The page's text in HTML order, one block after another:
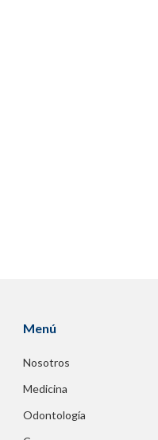
Menú
Nosotros
Medicina
Odontología